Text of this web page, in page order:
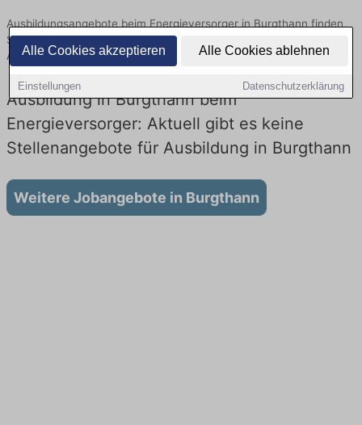
Alle Cookies akzeptieren Alle Cookies ablehnen
Einstellungen Datenschutzerklärung
Ausbildungsangebote beim Energieversorger in Burgthann finden
Sie von namhaften Firmen. Entdecken Sie freie Optionen von Top-
Arbeitgebern und bewerben Sie sich noch heute.
Ausbildung in Burgthann beim
Energieversorger: Aktuell gibt es keine
Stellenangebote für Ausbildung in Burgthann
Weitere Jobangebote in Burgthann